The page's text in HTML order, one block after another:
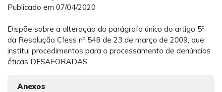
Publicado em 07/04/2020
Dispõe sobre a alteração do parágrafo único do artigo 5º
da Resolução Cfess nº 548 de 23 de março de 2009, que
institui procedimentos para o processamento de denúncias
éticas DESAFORADAS
Anexos